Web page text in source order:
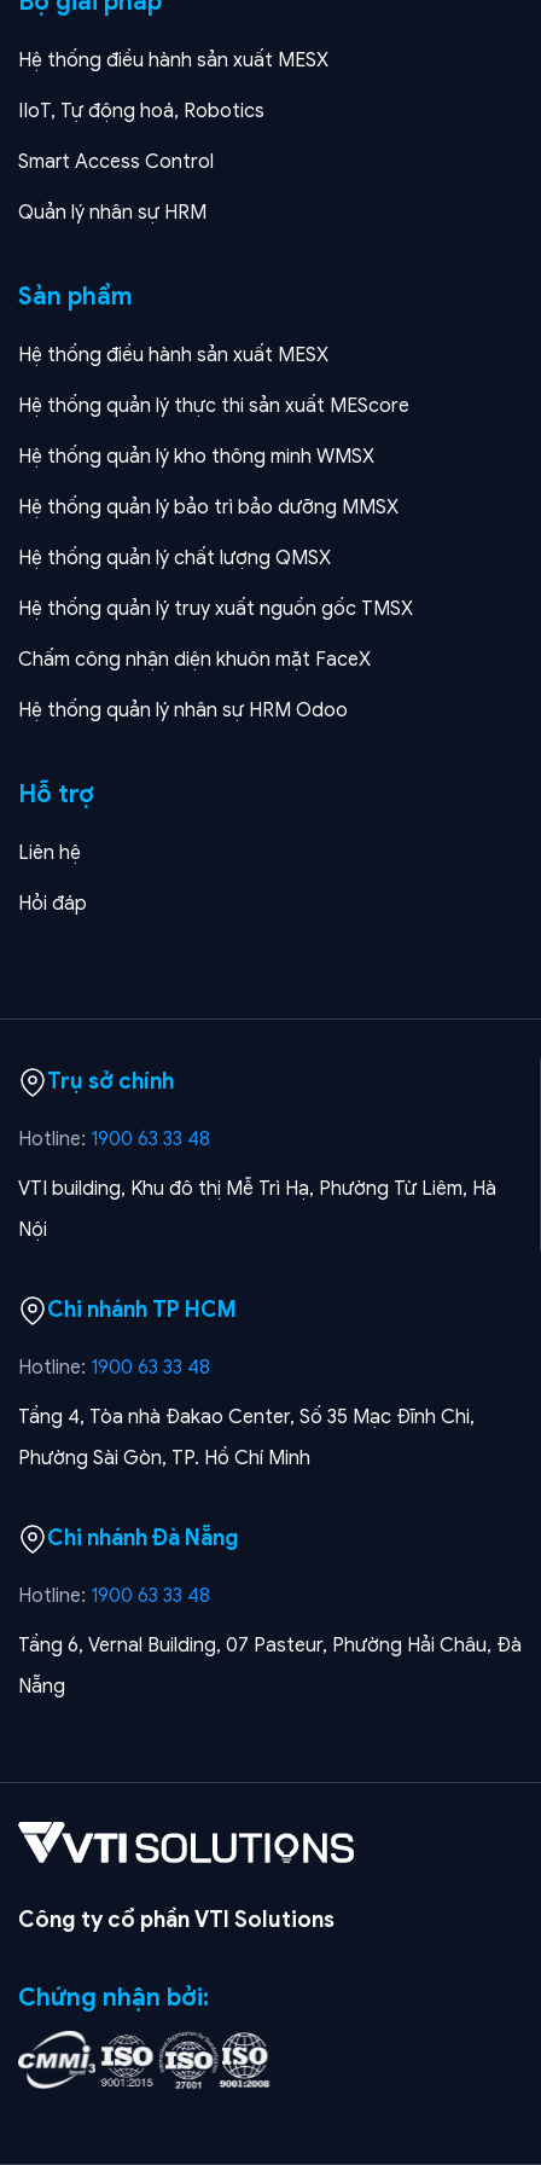
Hệ thống điều hành sản xuất MESX
IIoT, Tự động hoá, Robotics
Smart Access Control
Quản lý nhân sự HRM
Sản phẩm
Hệ thống điều hành sản xuất MESX
Hệ thống quản lý thực thi sản xuất MEScore
Hệ thống quản lý kho thông minh WMSX
Hệ thống quản lý bảo trì bảo dưỡng MMSX
Hệ thống quản lý chất lượng QMSX
Hệ thống quản lý truy xuất nguồn gốc TMSX
Chấm công nhận diện khuôn mặt FaceX
Hệ thống quản lý nhân sự HRM Odoo
Hỗ trợ
Liên hệ
Hỏi đáp
Trụ sở chính
Hotline: 1900 63 33 48
VTI building, Khu đô thị Mễ Trì Hạ, Phường Từ Liêm, Hà
Nội
Chi nhánh TP HCM
Hotline: 1900 63 33 48
Tầng 4, Tòa nhà Đakao Center, Số 35 Mạc Đĩnh Chi,
Phường Sài Gòn, TP. Hồ Chí Minh
Chi nhánh Đà Nẵng
Hotline: 1900 63 33 48
Tầng 6, Vernal Building, 07 Pasteur, Phường Hải Châu, Đà
Nẵng
Công ty cổ phần VTI Solutions
Chứng nhận bởi: